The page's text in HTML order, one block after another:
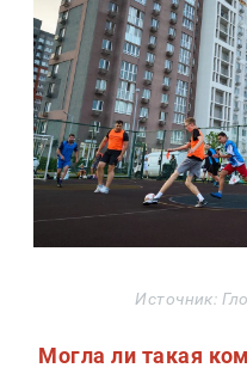
Источник:
Могла ли такая